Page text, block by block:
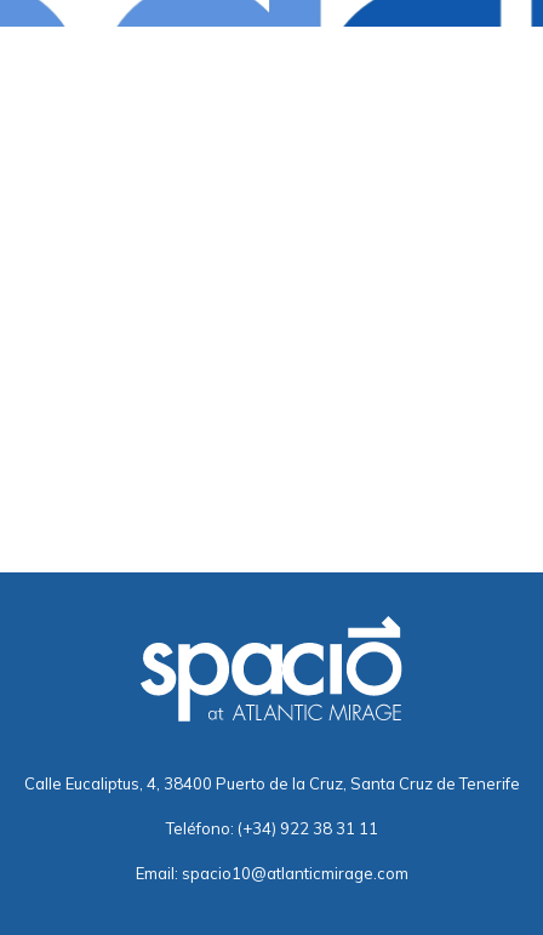
Calle Eucaliptus, 4, 38400 Puerto de la Cruz, Santa Cruz de Tenerife
Teléfono: (+34) 922 38 31 11
Email: spacio10@atlanticmirage.com